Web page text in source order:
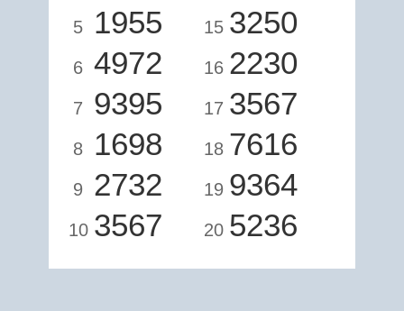
5 1955
6 4972
7 9395
8 1698
9 2732
10 3567
15 3250
16 2230
17 3567
18 7616
19 9364
20 5236